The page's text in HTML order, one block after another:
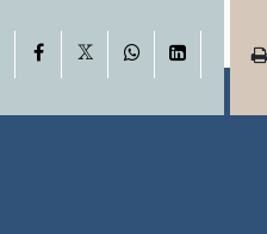
Facebook WhatsAppLinkedIn